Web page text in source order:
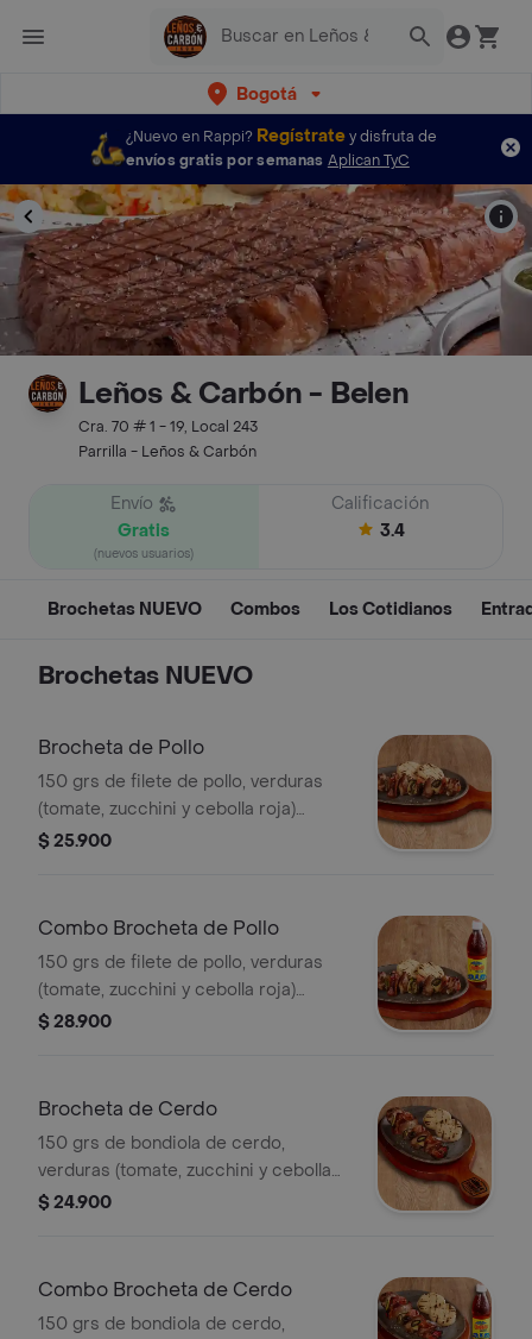
Bogotá
¿Nuevo en Rappi? Regístratey disfruta de
envíos gratis por semanas Aplican TyC
Leños & Carbón - Belen
Cra. 70 # 1 - 19, Local 243
Parrilla - Leños & Carbón
Envío
Gratis
(nuevos usuarios)
Calificación
3.4
Brochetas NUEVO Combos Los Cotidianos
Brochetas NUEVO
Brocheta de Pollo
150 grs de filete de pollo, verduras
(tomate, zucchini y cebolla roja)
acompañada de 2 und de arepa de
$ 25.900
Combo Brocheta de Pollo
150 grs de filete de pollo, verduras
(tomate, zucchini y cebolla roja)
acompañada de 2 und de arepa de
$ 28.900
Brocheta de Cerdo
150 grs de bondiola de cerdo,
verduras (tomate, zucchini y cebolla
roja) acompañada de 2 und de arepa
$ 24.900
Combo Brocheta de Cerdo
150 grs de bondiola de cerdo,